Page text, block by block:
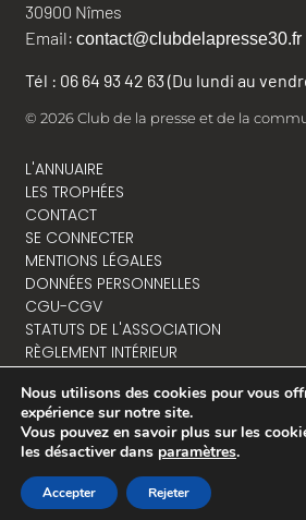
30900 Nîmes
Email: contact@clubdelapresse30.fr
Tél : 06 64 93 42 63 (Du lundi au
© 2026 Club de la presse et de la
L'ANNUAIRE
LES TROPHÉES
CONTACT
SE CONNECTER
MENTIONS LÉGALES
DONNÉES PERSONNELLES
CGU-CGV
STATUTS DE L'ASSOCIATION
RÈGLEMENT INTÉRIEUR
NOUS CONTACTER
Nous utilisons des cookies pour vous
expérience sur notre site.
Vous pouvez en savoir plus sur les
les désactiver dans paramètres.
Accepter Rejeter